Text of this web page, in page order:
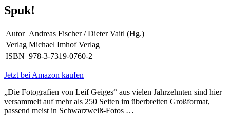
Spuk!
Autor Andreas Fischer / Dieter Vaitl (Hg.)
Verlag Michael Imhof Verlag
ISBN 978-3-7319-0760-2
Jetzt bei Amazon kaufen
„Die Fotografien von Leif Geiges“ aus vielen Jahrzehnten sind hier
versammelt auf mehr als 250 Seiten im überbreiten Großformat,
passend meist in Schwarzweiß-Fotos …